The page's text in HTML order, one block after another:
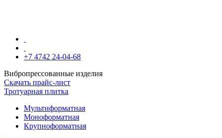
+7 4742 24-04-68
Вибропрессованные изделия
Скачать прайс-лист
Тротуарная плитка
Мультиформатная
Моноформатная
Крупноформатная